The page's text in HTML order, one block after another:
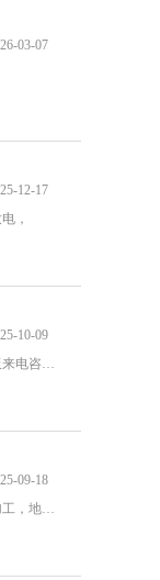
26-03-07
25-12-17
，
25-10-09
25-09-18